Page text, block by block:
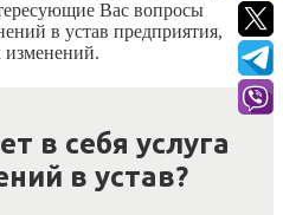
Вас вопросы
в устав предприятия,
изменений.
в себя услуга
в устав?